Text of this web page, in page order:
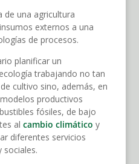
de una agricultura
externos a una
de procesos.
planificar un
trabajando no tan
cultivo sino, además, en
productivos
fósiles, de bajo
al cambio climático y
diferentes servicios
sociales.